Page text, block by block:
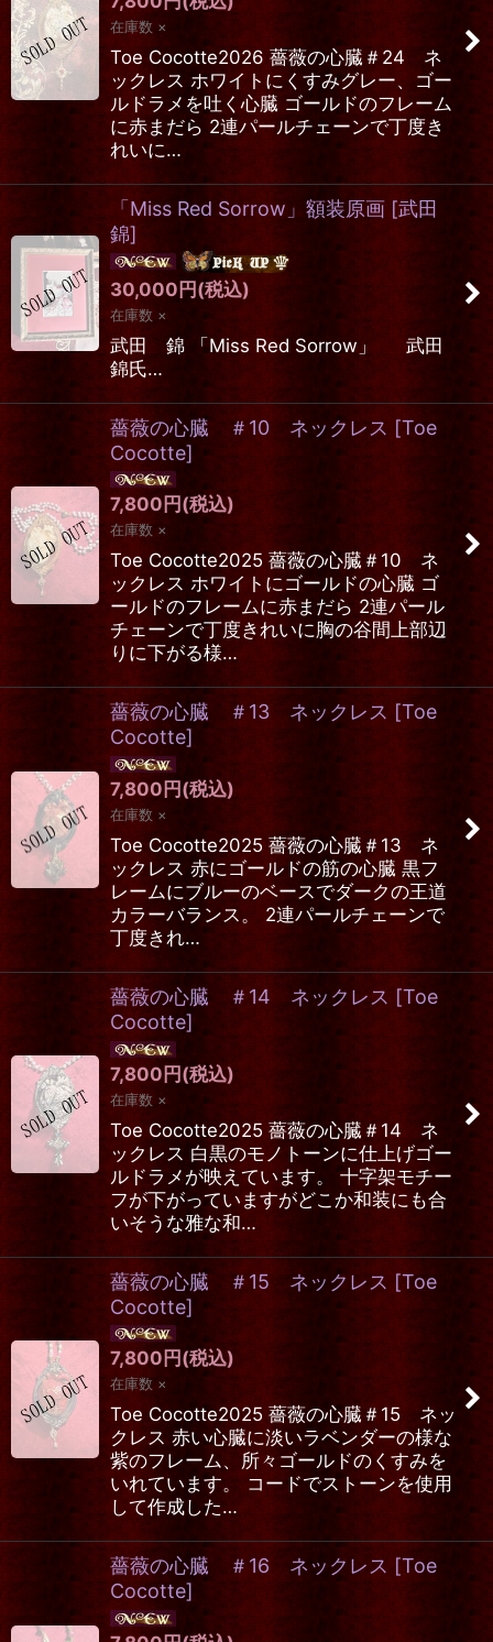
在庫数 ×
Toe Cocotte2026 薔薇の心臓＃24 ネ
ックレス ホワイトにくすみグレー、ゴー
ルドラメを吐く心臓 ゴールドのフレーム
に赤まだら 2連パールチェーンで丁度き
れいに…
「Miss Red Sorrow」額装原画 [武田
錦]
30,000円(税込)
在庫数 ×
武田 錦 「Miss Red Sorrow」 武田
錦氏…
薔薇の心臓 ＃10 ネックレス [Toe
Cocotte]
7,800 円 (税込)
在庫数 ×
Toe Cocotte2025 薔薇の心臓＃10 ネ
ックレス ホワイトにゴールドの心臓 ゴ
ールドのフレームに赤まだら 2連パール
チェーンで丁度きれいに胸の谷間上部辺
りに下がる様…
薔薇の心臓 ＃13 ネックレス [Toe
Cocotte]
7,800円(税込)
在庫数 ×
Toe Cocotte2025 薔薇の心臓＃13 ネ
ックレス 赤にゴールドの筋の心臓 黒フ
レームにブルーのベースでダークの王道
カラーバランス。 2連パールチェーンで
丁度きれ…
薔薇の心臓 ＃14 ネックレス [Toe
Cocotte]
7,800円(税込)
在庫数 ×
Toe Cocotte2025 薔薇の心臓＃14 ネ
ックレス 白黒のモノトーンに仕上げゴー
ルドラメが映えています。 十字架モチー
フが下がっていますがどこか和装にも合
いそうな雅な和…
薔薇の心臓 ＃15 ネックレス [Toe
Cocotte]
7,800 円 (税込)
在庫数 ×
Toe Cocotte2025 薔薇の心臓＃15 ネッ
クレス 赤い心臓に淡いラベンダーの様な
紫のフレーム、所々ゴールドのくすみを
いれています。 コードでストーンを使用
して作成した…
薔薇の心臓 ＃16 ネックレス [Toe
Cocotte]